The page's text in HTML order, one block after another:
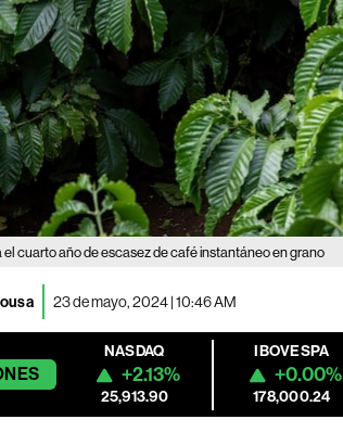
el cuarto año de escasez de café instantáneo en grano
23 de mayo, 2024 | 10:46 AM
NASDAQ
+2.13%
25,913.90
IBOVESPA
+0.00%
178,000.24